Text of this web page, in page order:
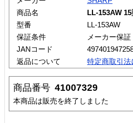
商品名
LL-153AW
型番
LL-153AW
保証条件
メーカー保証
JANコード
返品について
特定商取引
商品番号 41007329
本商品は販売を終了しました